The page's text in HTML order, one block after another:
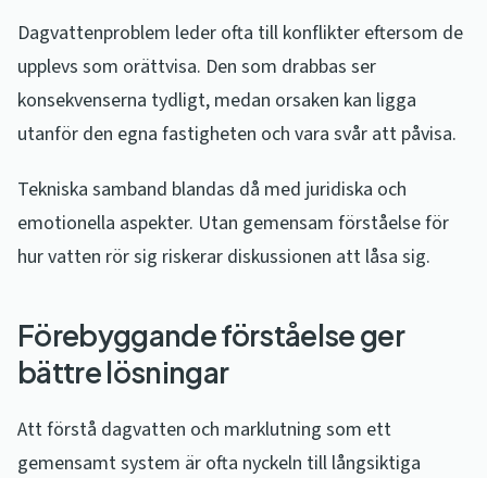
Dagvattenproblem leder ofta till konflikter eftersom de
upplevs som orättvisa. Den som drabbas ser
konsekvenserna tydligt, medan orsaken kan ligga
utanför den egna fastigheten och vara svår att påvisa.
Tekniska samband blandas då med juridiska och
emotionella aspekter. Utan gemensam förståelse för
hur vatten rör sig riskerar diskussionen att låsa sig.
Förebyggande förståelse ger
bättre lösningar
Att förstå dagvatten och marklutning som ett
gemensamt system är ofta nyckeln till långsiktiga